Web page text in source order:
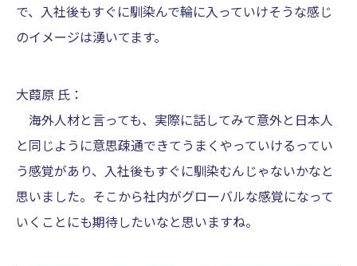
で、入社後もすぐに馴染んで輪に入っていけそうな感じ
のイメージは湧いてます。
大葭原 氏：
海外人材と言っても、実際に話してみて意外と日本人
と同じように意思疎通できてうまくやっていけるってい
う感覚があり、入社後もすぐに馴染むんじゃないかなと
思いました。そこから社内がグローバルな感覚になって
いくことにも期待したいなと思いますね。